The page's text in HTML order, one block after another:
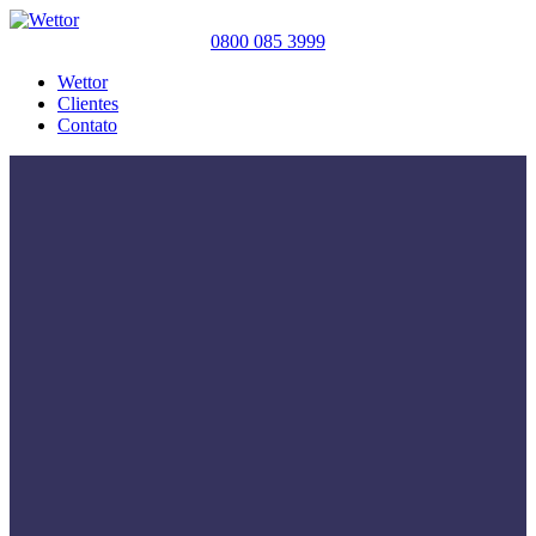
0800 085 3999
Wettor
Clientes
Contato